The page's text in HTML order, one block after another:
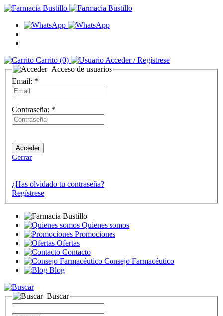
Carrito (0) Acceder / Regístrese
Acceso de usuarios
Email: *
Contraseña: *
Cerrar
¿Has olvidado tu contraseña?
Regístrese
Quienes somos
Promociones
Ofertas
Contacto
Consejo Farmacéutico
Blog
Buscar